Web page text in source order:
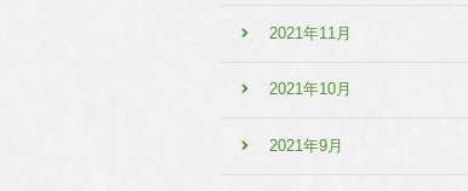
2021年11月
2021年10月
2021年9月